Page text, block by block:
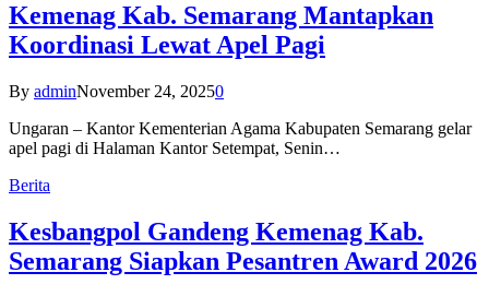
Kemenag Kab. Semarang Mantapkan
Koordinasi Lewat Apel Pagi
By adminNovember 24, 20250
Ungaran – Kantor Kementerian Agama Kabupaten Semarang gelar
apel pagi di Halaman Kantor Setempat, Senin…
Berita
Kesbangpol Gandeng Kemenag Kab.
Semarang Siapkan Pesantren Award 2026